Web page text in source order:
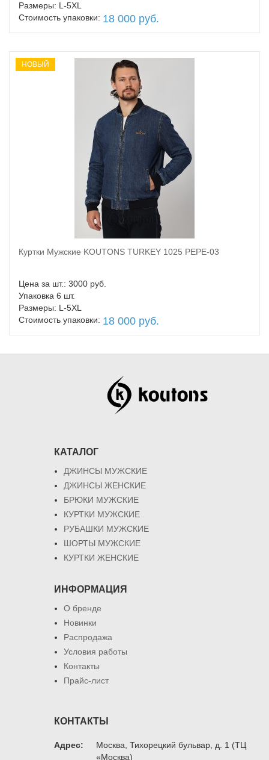
Размеры: L-5XL
Стоимость упаковки: 18 000 руб.
В корзину
НОВЫЙ
Куртки Мужские KOUTONS TURKEY 1025 PEPE-03
Цена за шт.: 3000 руб.
Упаковка 6 шт.
Размеры: L-5XL
Стоимость упаковки: 18 000 руб.
КАТАЛОГ
ДЖИНСЫ МУЖСКИЕ
ДЖИНСЫ ЖЕНСКИЕ
БРЮКИ МУЖСКИЕ
КУРТКИ МУЖСКИЕ
РУБАШКИ МУЖСКИЕ
ШОРТЫ МУЖСКИЕ
КУРТКИ ЖЕНСКИЕ
ИНФОРМАЦИЯ
О бренде
Новинки
Распродажа
Условия работы
Контакты
Прайс-лист
КОНТАКТЫ
Адрес:
Москва, Тихорецкий бульвар, д. 1 (ТЦ
«Москва)